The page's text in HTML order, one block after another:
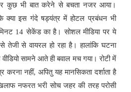
कुछ भी बात करेने से बचता नजर आया।
क्या इस गंदे षड्यंत्र में होटल प्रबंधन भी
मिनट 14 सेकेंड का है। सोशल मीडिया पर ये
तेजी से वायरल हो रहा है। हालांकि घटना
सामने आते ही बवाल मच गया। रोटी में
नहीं, अपितु यह मानसिकता दर्शाता है
नफरत भरी सोच जहर की तरह परोसी